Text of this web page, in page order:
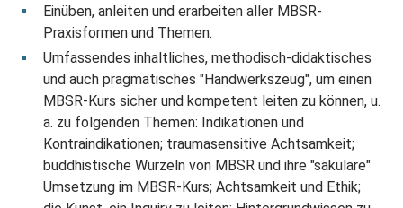
Einüben, anleiten und erarbeiten aller MBSR-
Praxisformen und Themen.
Umfassendes inhaltliches, methodisch-didaktisches
und auch pragmatisches "Handwerkszeug", um einen
MBSR-Kurs sicher und kompetent leiten zu können, u.
a. zu folgenden Themen: Indikationen und
Kontraindikationen; traumasensitive Achtsamkeit;
buddhistische Wurzeln von MBSR und ihre "säkulare"
Umsetzung im MBSR-Kurs; Achtsamkeit und Ethik;